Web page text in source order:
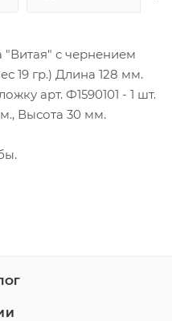
"Витая" с чернением
19 гр.) Длина 128 мм.
арт. Ф1590101 - 1 шт.
Высота 30 мм.